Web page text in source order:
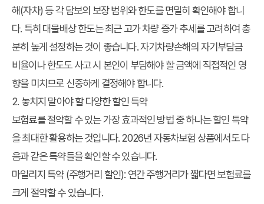
해(자차) 등 각 담보의 보장 범위와 한도를 면밀히 확인해야 합니
다. 특히 대물배상 한도는 최근 고가 차량 증가 추세를 고려하여 충
분히 높게 설정하는 것이 좋습니다. 자기차량손해의 자기부담금
비율이나 한도도 사고 시 본인이 부담해야 할 금액에 직접적인 영
향을 미치므로 신중하게 결정해야 합니다.
2. 놓치지 말아야 할 다양한 할인 특약
보험료를 절약할 수 있는 가장 효과적인 방법 중 하나는 할인 특약
을 최대한 활용하는 것입니다. 2026년 자동차보험 상품에서도 다
음과 같은 특약들을 확인할 수 있습니다.
마일리지 특약 (주행거리 할인): 연간 주행거리가 짧다면 보험료를
크게 절약할 수 있습니다.